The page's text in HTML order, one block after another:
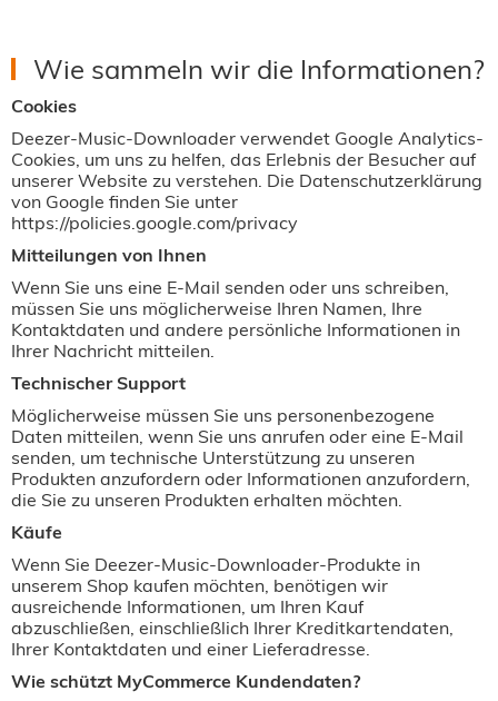
Wie sammeln wir die Informationen?
Cookies
Deezer-Music-Downloader verwendet Google Analytics-
Cookies, um uns zu helfen, das Erlebnis der Besucher auf
unserer Website zu verstehen. Die Datenschutzerklärung
von Google finden Sie unter
https://policies.google.com/privacy
Mitteilungen von Ihnen
Wenn Sie uns eine E-Mail senden oder uns schreiben,
müssen Sie uns möglicherweise Ihren Namen, Ihre
Kontaktdaten und andere persönliche Informationen in
Ihrer Nachricht mitteilen.
Technischer Support
Möglicherweise müssen Sie uns personenbezogene
Daten mitteilen, wenn Sie uns anrufen oder eine E-Mail
senden, um technische Unterstützung zu unseren
Produkten anzufordern oder Informationen anzufordern,
die Sie zu unseren Produkten erhalten möchten.
Käufe
Wenn Sie Deezer-Music-Downloader-Produkte in
unserem Shop kaufen möchten, benötigen wir
ausreichende Informationen, um Ihren Kauf
abzuschließen, einschließlich Ihrer Kreditkartendaten,
Ihrer Kontaktdaten und einer Lieferadresse.
Wie schützt MyCommerce Kundendaten?